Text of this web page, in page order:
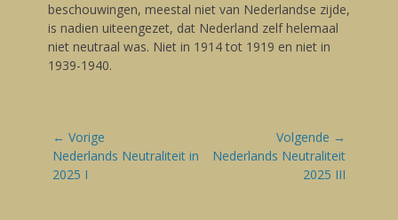
beschouwingen, meestal niet van Nederlandse zijde,
is nadien uiteengezet, dat Nederland zelf helemaal
niet neutraal was. Niet in 1914 tot 1919 en niet in
1939-1940.
Bericht
navigatie
← Vorige
Vorige
blog:
Nederlands Neutraliteit in
2025 I
Volgende →
Volgende
Nederlands Neutraliteit
2025 III